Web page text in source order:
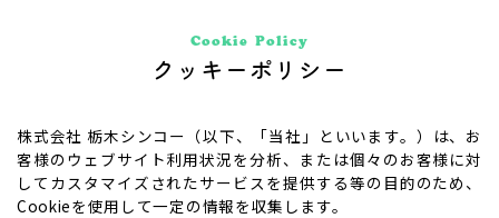
Cookie Policy
クッキーポリシー
株式会社 栃木シンコー（以下、「当社」といいます。）は、お
客様のウェブサイト利用状況を分析、または個々のお客様に対
してカスタマイズされたサービスを提供する等の目的のため、
Cookieを使用して一定の情報を収集します。